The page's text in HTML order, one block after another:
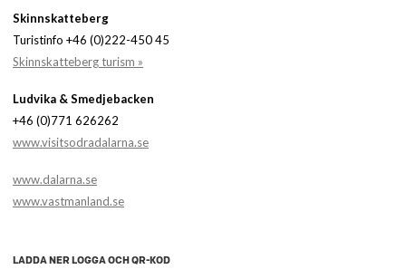
Skinnskatteberg
Turistinfo +46 (0)222-450 45
Skinnskatteberg turism »
Ludvika & Smedjebacken
+46 (0)771 626262
www.visitsodradalarna.se
www.dalarna.se
www.vastmanland.se
LADDA NER LOGGA OCH QR-KOD